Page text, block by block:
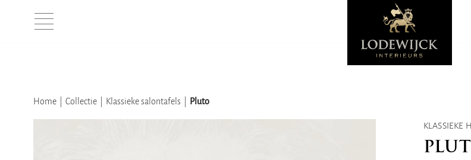
Home Collectie Klassieke salontafels Pluto
KLASSIEKE